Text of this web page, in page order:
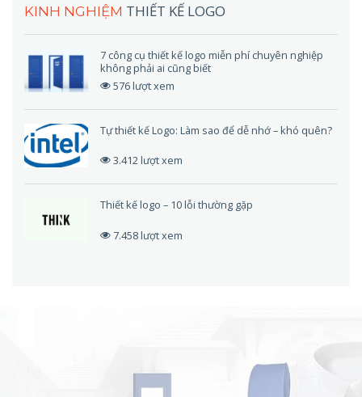
KINH NGHIỆM THIẾT KẾ LOGO
7 công cụ thiết kế logo miễn phí chuyên nghiệp
không phải ai cũng biết
576 lượt xem
Tự thiết kế Logo: Làm sao để dễ nhớ – khó quên?
3.412 lượt xem
Thiết kế logo – 10 lỗi thường gặp
7.458 lượt xem